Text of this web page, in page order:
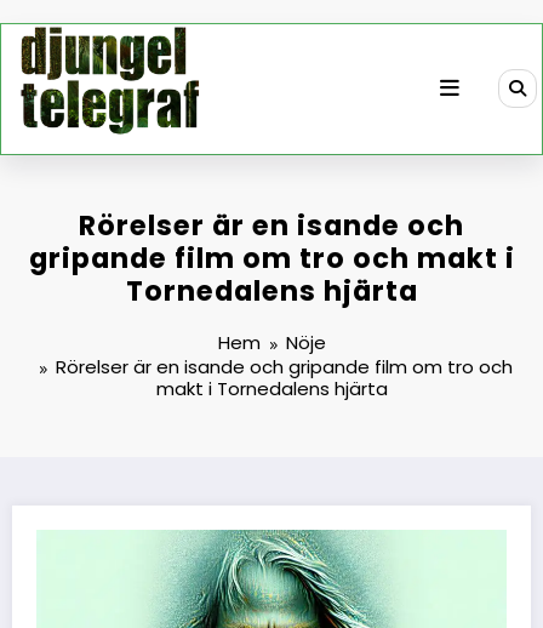
innehåll
Rörelser är en isande och
gripande film om tro och makt i
Tornedalens hjärta
Hem
Nöje
Rörelser är en isande och gripande film om tro och
makt i Tornedalens hjärta